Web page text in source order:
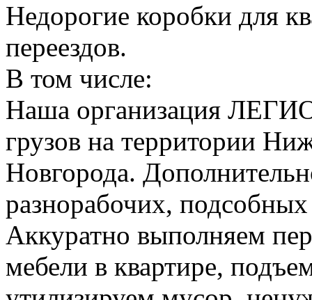
Недорогие коробки для
переездов.
В том числе:
Наша организация
грузов на территории
Новгорода.
разнорабочих,
Аккуратно выполняем
мебели в квартире,